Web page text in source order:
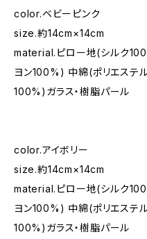
color.ベビーピンク
size.約14cm×14cm
material.ピロー地(シルク
ヨン100%) 中綿(ポリエステ
100%)ガラス・樹脂パール
color.アイボリー
size.約14cm×14cm
material.ピロー地(シルク
ヨン100%) 中綿(ポリエステ
100%)ガラス・樹脂パール